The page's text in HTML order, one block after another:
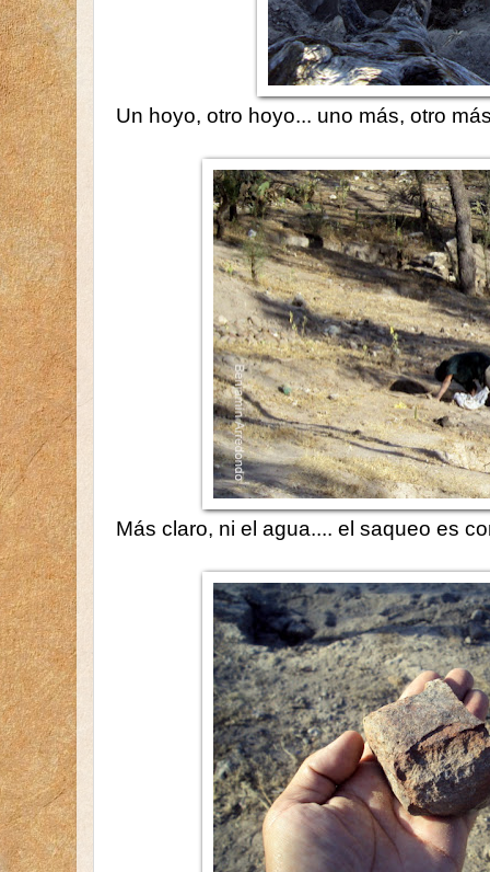
Un hoyo, otro hoyo... uno más, otro
Más claro, ni el agua.... el saqueo es